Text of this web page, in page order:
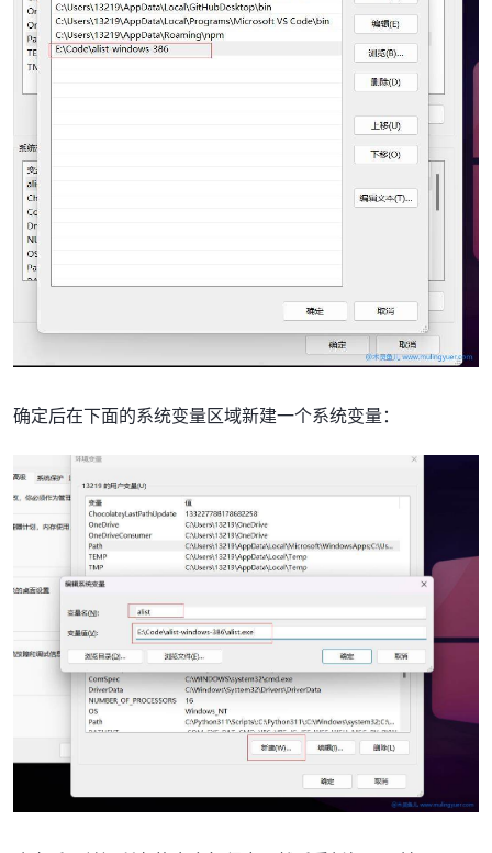
确定后在下面的系统变量区域新建一个系统变量：